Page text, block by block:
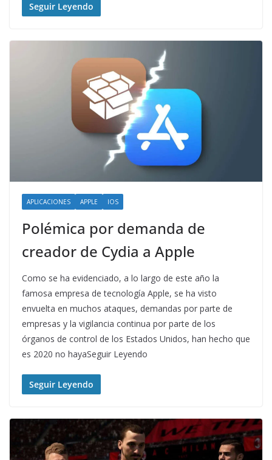
Seguir Leyendo
APLICACIONES APPLE IOS
Polémica por demanda de
creador de Cydia a Apple
Como se ha evidenciado, a lo largo de este año la
famosa empresa de tecnología Apple, se ha visto
envuelta en muchos ataques, demandas por parte de
empresas y la vigilancia continua por parte de los
órganos de control de los Estados Unidos, han hecho que
es 2020 no hayaSeguir Leyendo
Seguir Leyendo